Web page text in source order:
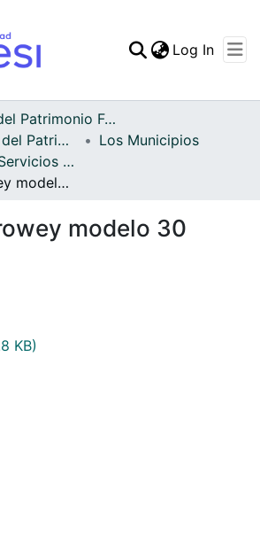
Statistics
Log In
Archivo del Patrimonio Fotográfico y Fílmico del Valle del Cauca
Fondo Archivo del Patrimonio Fotográfico y Fílmico del Valle del Cauca
Los Municipios
APFFVC - Los Servicios Públicos - Patrimonial
Máquina Browey modelo 30
modelo 30
KB)